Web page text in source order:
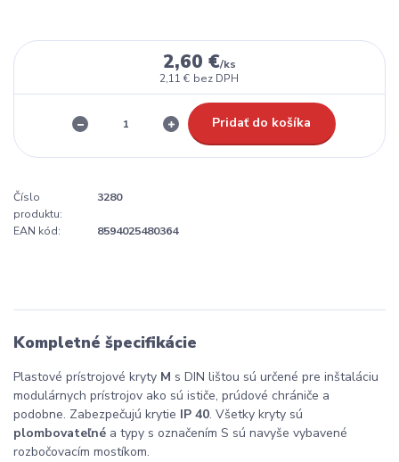
2,60 €/ks
2,11 € bez DPH
Pridať do košíka
Číslo
produktu:
3280
EAN kód: 8594025480364
Kompletné špecifikácie
Plastové prístrojové kryty M s DIN lištou sú určené pre inštaláciu
modulárnych prístrojov ako sú ističe, prúdové chrániče a
podobne. Zabezpečujú krytie IP 40. Všetky kryty sú
plombovateľné a typy s označením S sú navyše vybavené
rozbočovacím mostíkom.